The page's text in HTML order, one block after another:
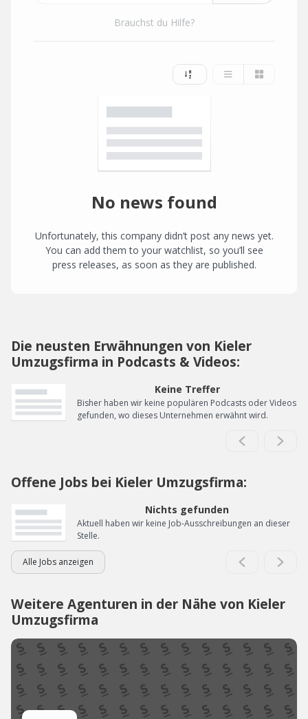
Brauchst du Hilfe?
No news found
Unfortunately, this company didn’t post any news yet.
You can add them to your watchlist, so you’ll see
press releases, as soon as they are published.
Die neusten Erwähnungen von Kieler
Umzugsfirma in Podcasts & Videos:
Keine Treffer
Bisher haben wir keine populären Podcasts oder Videos
gefunden, wo dieses Unternehmen erwähnt wird.
Offene Jobs bei Kieler Umzugsfirma:
Nichts gefunden
Aktuell haben wir keine Job-Ausschreibungen an dieser
Stelle.
Alle Jobs anzeigen
Weitere Agenturen in der Nähe von Kieler
Umzugsfirma